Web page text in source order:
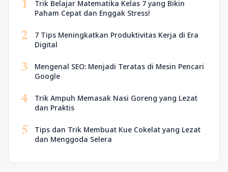
1
Trik Belajar Matematika Kelas 7 yang Bikin
Paham Cepat dan Enggak Stress!
2
7 Tips Meningkatkan Produktivitas Kerja di Era
Digital
3
Mengenal SEO: Menjadi Teratas di Mesin Pencari
Google
4
Trik Ampuh Memasak Nasi Goreng yang Lezat
dan Praktis
5
Tips dan Trik Membuat Kue Cokelat yang Lezat
dan Menggoda Selera